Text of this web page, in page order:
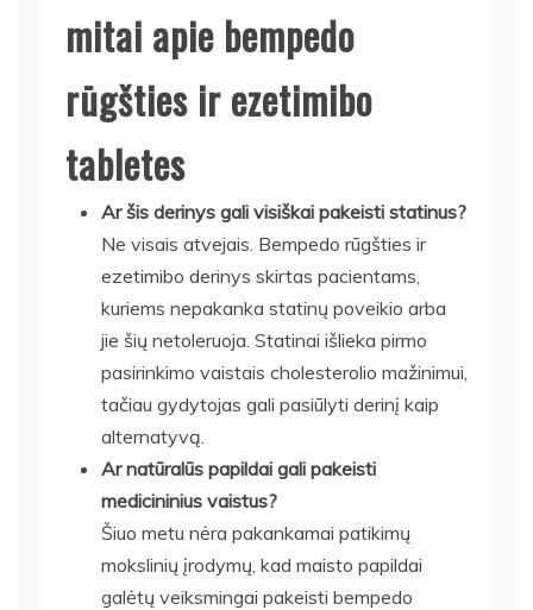
mitai apie bempedo
rūgšties ir ezetimibo
tabletes
Ar šis derinys gali visiškai pakeisti statinus?
Ne visais atvejais. Bempedo rūgšties ir
ezetimibo derinys skirtas pacientams,
kuriems nepakanka statinų poveikio arba
jie šių netoleruoja. Statinai išlieka pirmo
pasirinkimo vaistais cholesterolio mažinimui,
tačiau gydytojas gali pasiūlyti derinį kaip
alternatyvą.
Ar natūralūs papildai gali pakeisti
medicininius vaistus?
Šiuo metu nėra pakankamai patikimų
mokslinių įrodymų, kad maisto papildai
galėtų veiksmingai pakeisti bempedo